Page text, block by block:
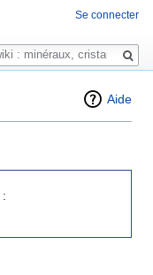
Aide
:
Se connecter